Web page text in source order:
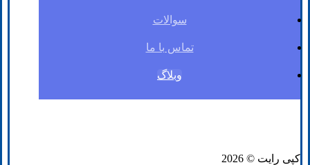
سوالات
تماس با ما
وبلاگ
کپی رایت © 2026